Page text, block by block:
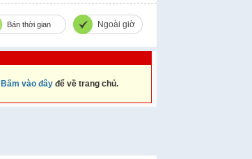
Bán thời gian Ngoài giờ
Bấm vào đây để về trang chủ.